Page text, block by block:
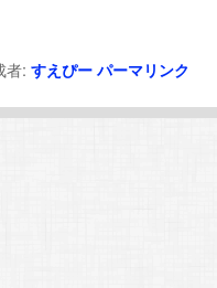
者:すえぴー パーマリンク